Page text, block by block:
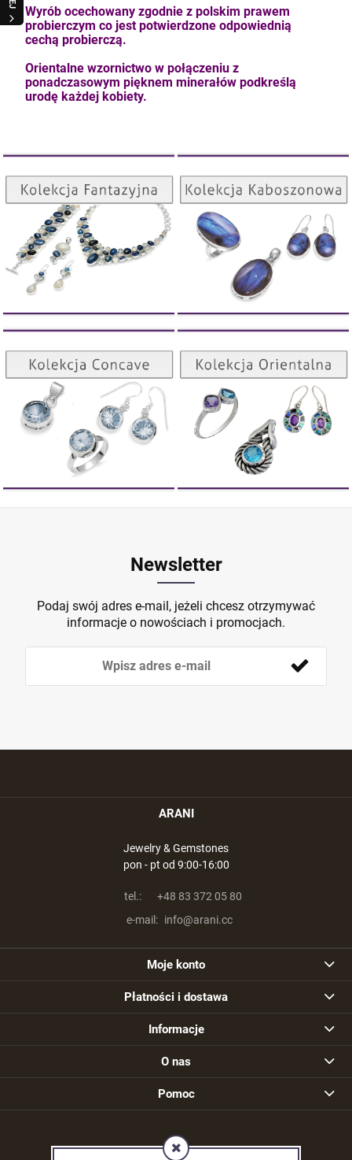
Wyrób ocechowany zgodnie z polskim prawem
probierczym co jest potwierdzone odpowiednią
cechą probierczą.
Orientalne wzornictwo w połączeniu z
ponadczasowym pięknem minerałów podkreślą
urodę każdej kobiety.
Kolekcja Fantazyjna
ZOBACZ
Kolekcja Kaboszonowa
ZOBACZ
Kolekcja Concave
ZOBACZ
Kolekcja Orientalna
ZOBACZ
Newsletter
Podaj swój adres e-mail, jeżeli chcesz otrzymywać
informacje o nowościach i promocjach.
ARANI
Jewelry & Gemstones
pon - pt od 9:00-16:00
tel.:
+48 83 372 05 80
e-mail: info@arani.cc
Moje konto
Płatności i dostawa
Informacje
O nas
Pomoc